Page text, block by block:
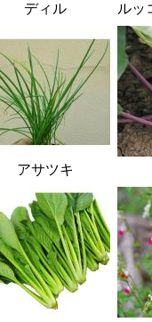
ディル ルッ
アサツキ